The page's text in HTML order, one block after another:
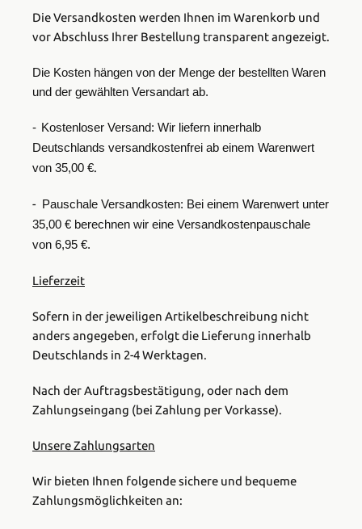
Die Versandkosten werden Ihnen im Warenkorb und
vor Abschluss Ihrer Bestellung transparent angezeigt.
Die Kosten hängen von der Menge der bestellten Waren
und der gewählten Versandart ab.
- Kostenloser Versand: Wir liefern innerhalb
Deutschlands versandkostenfrei ab einem Warenwert
von 35,00 €.
- Pauschale Versandkosten: Bei einem Warenwert unter
35,00 € berechnen wir eine Versandkostenpauschale
von 6,95 €.
Lieferzeit
Sofern in der jeweiligen Artikelbeschreibung nicht
anders angegeben, erfolgt die Lieferung innerhalb
Deutschlands in 2-4 Werktagen.
Nach der Auftragsbestätigung, oder nach dem
Zahlungseingang (bei Zahlung per Vorkasse).
Unsere Zahlungsarten
Wir bieten Ihnen folgende sichere und bequeme
Zahlungsmöglichkeiten an: